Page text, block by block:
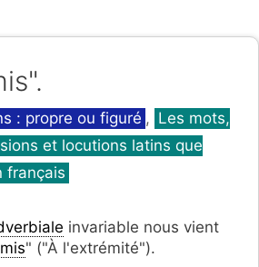
: propre ou figuré , Les mots,
et locutions latins que
français
invariable nous vient
" ("À l'extrémité").